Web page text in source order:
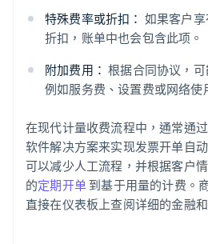
特殊费率或折扣： 如果客户
折扣，账单中也会包含此项。
附加费用： 根据合同协议，
例如服务费、设置费或网络使
在现代计量收费流程中，通常通
软件解决方案来实现发票开单自
可以减少人工流程，并根据客户
的定期开单 到基于用量的计费。
直接在仪表板上查阅详细的金融